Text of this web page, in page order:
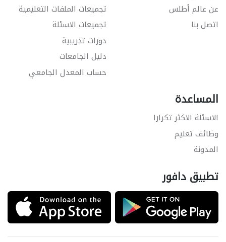
عن عالم أطلس
اتصل بنا
تجميعات الملفات التعليمية
تجميعات الاسئلة
دورات تدريبية
دليل الجامعات
حساب المعدل الجامعي
المساعدة
الاسئلة الاكثر تكرارا
وظائف تعليم
المدونة
تطبيق دافور